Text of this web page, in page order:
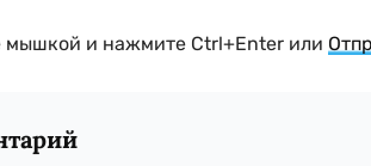
мышкой и нажмите Ctrl+Enter или